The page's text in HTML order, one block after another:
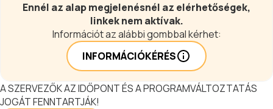
Ennél az alap megjelenésnél az elérhetőségek,
linkek nem aktívak.
Információt az alábbi gombbal kérhet:
INFORMÁCIÓKÉRÉS
A SZERVEZŐK AZ IDŐPONT ÉS A PROGRAMVÁLTOZTATÁS
JOGÁT FENNTARTJÁK!